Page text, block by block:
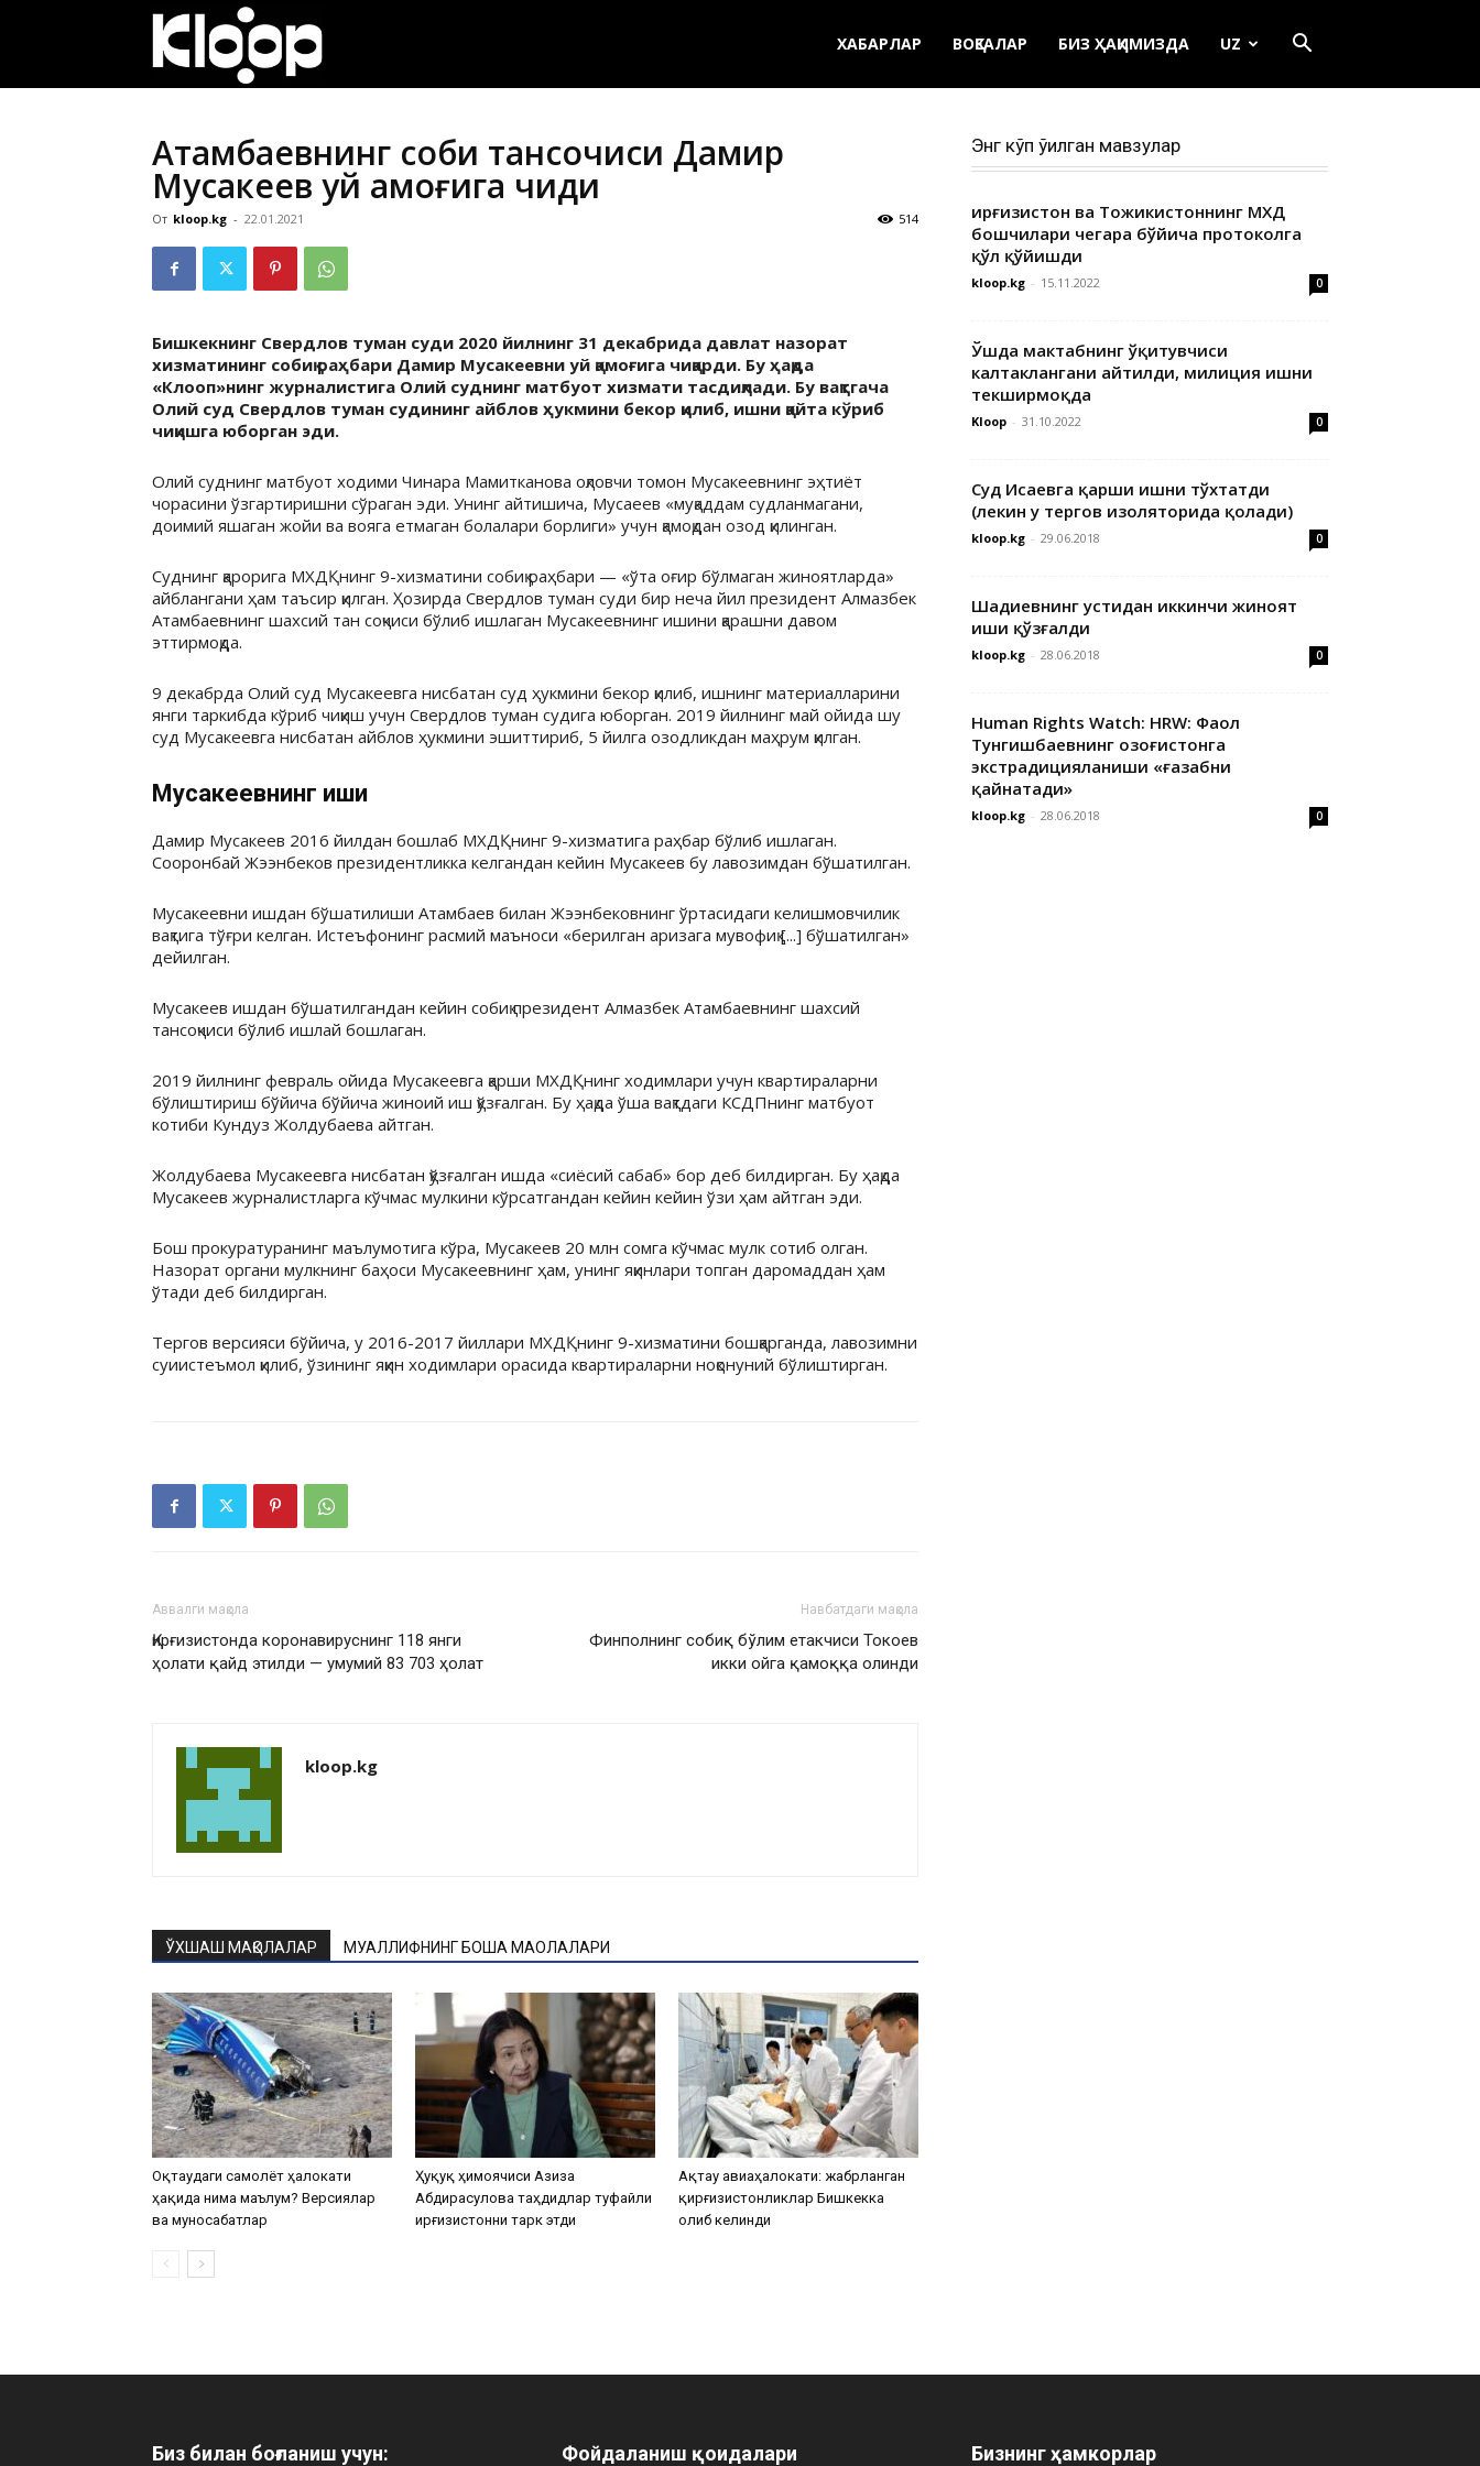
ХАБАРЛАР ВОҚЕАЛАР БИЗ ҲАҚИМИЗДА UZ
Атамбаевнинг собиқ тансоқчиси Дамир
Мусакеев уй қамоғига чиқди
От kloop.kg - 22.01.2021 514
Бишкекнинг Свердлов туман суди 2020 йилнинг 31 декабрида давлат назорат
хизматининг собиқ раҳбари Дамир Мусакеевни уй қамоғига чиқарди. Бу ҳақда
«Клооп»нинг журналистига Олий суднинг матбуот хизмати тасдиқлади. Бу вақтгача
Олий суд Свердлов туман судининг айблов ҳукмини бекор қилиб, ишни қайта кўриб
чиқишга юборган эди.
Олий суднинг матбуот ходими Чинара Мамитканова оқловчи томон Мусакеевнинг эҳтиёт
чорасини ўзгартиришни сўраган эди. Унинг айтишича, Мусаеев «муқаддам судланмагани,
доимий яшаган жойи ва вояга етмаган болалари борлиги» учун қамоқдан озод қилинган.
Суднинг қарорига МХДҚнинг 9-хизматини собиқ раҳбари — «ўта оғир бўлмаган жиноятларда»
айблангани ҳам таъсир қилган. Ҳозирда Свердлов туман суди бир неча йил президент Алмазбек
Атамбаевнинг шахсий тан соқчиси бўлиб ишлаган Мусакеевнинг ишини қарашни давом
эттирмоқда.
9 декабрда Олий суд Мусакеевга нисбатан суд ҳукмини бекор қилиб, ишнинг материалларини
янги таркибда кўриб чиқиш учун Свердлов туман судига юборган. 2019 йилнинг май ойида шу
суд Мусакеевга нисбатан айблов ҳукмини эшиттириб, 5 йилга озодликдан маҳрум қилган.
Мусакеевнинг иши
Дамир Мусакеев 2016 йилдан бошлаб МХДҚнинг 9-хизматига раҳбар бўлиб ишлаган.
Сооронбай Жээнбеков президентликка келгандан кейин Мусакеев бу лавозимдан бўшатилган.
Мусакеевни ишдан бўшатилиши Атамбаев билан Жээнбековнинг ўртасидаги келишмовчилик
вақтига тўғри келган. Истеъфонинг расмий маъноси «берилган аризага мувофиқ [...] бўшатилган»
дейилган.
Мусакеев ишдан бўшатилгандан кейин собиқ президент Алмазбек Атамбаевнинг шахсий
тансоқчиси бўлиб ишлай бошлаган.
2019 йилнинг февраль ойида Мусакеевга қарши МХДҚнинг ходимлари учун квартираларни
бўлиштириш бўйича бўйича жиноий иш қўзғалган. Бу ҳақда ўша вақтдаги КСДПнинг матбуот
котиби Кундуз Жолдубаева айтган.
Жолдубаева Мусакеевга нисбатан қўзғалган ишда «сиёсий сабаб» бор деб билдирган. Бу ҳақда
Мусакеев журналистларга кўчмас мулкини кўрсатгандан кейин кейин ўзи ҳам айтган эди.
Бош прокуратуранинг маълумотига кўра, Мусакеев 20 млн сомга кўчмас мулк сотиб олган.
Назорат органи мулкнинг баҳоси Мусакеевнинг ҳам, унинг яқинлари топган даромаддан ҳам
ўтади деб билдирган.
Тергов версияси бўйича, у 2016-2017 йиллари МХДҚнинг 9-хизматини бошқарганда, лавозимни
суиистеъмол қилиб, ўзининг яқин ходимлари орасида квартираларни ноқонуний бўлиштирган.
Аввалги мақола
Қирғизистонда коронавируснинг 118 янги
ҳолати қайд этилди — умумий 83 703 ҳолат
Навбатдаги мақола
Финполнинг собиқ бўлим етакчиси Токоев
икки ойга қамоққа олинди
kloop.kg
ЎХШАШ МАҚОЛАЛАР МУАЛЛИФНИНГ БОШҚА МАҚОЛАЛАРИ
Оқтаудаги самолёт ҳалокати
ҳақида нима маълум? Версиялар
ва муносабатлар
Ҳуқуқ ҳимоячиси Азиза
Абдирасулова таҳдидлар туфайли
Қирғизистонни тарк этди
Ақтау авиаҳалокати: жабрланган
қирғизистонликлар Бишкекка
олиб келинди
Энг кўп ўқилган мавзулар
Қирғизистон ва Тожикистоннинг МХДҚ
бошчилари чегара бўйича протоколга
қўл қўйишди
kloop.kg - 15.11.2022 0
Ўшда мактабнинг ўқитувчиси
калтаклангани айтилди, милиция ишни
текширмоқда
Kloop - 31.10.2022 0
Суд Исаевга қарши ишни тўхтатди
(лекин у тергов изоляторида қолади)
kloop.kg - 29.06.2018 0
Шадиевнинг устидан иккинчи жиноят
иши қўзғалди
kloop.kg - 28.06.2018 0
Human Rights Watch: HRW: Фаол
Тунгишбаевнинг Қозоғистонга
экстрадицияланиши «ғазабни
қайнатади»
kloop.kg - 28.06.2018 0
Биз билан боғланиш учун: Фойдаланиш қоидалари Бизнинг ҳамкорлар